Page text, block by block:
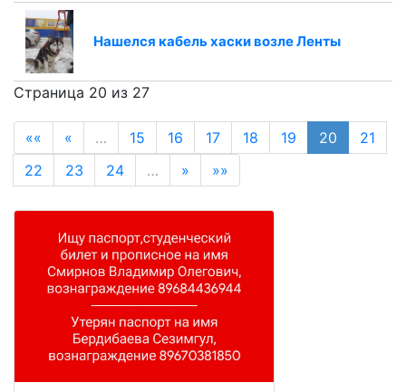
Нашелся кабель хаски возле Ленты
Страница 20 из 27
«« « … 15 16 17 18 19 20
21
22
23 24 … » »»